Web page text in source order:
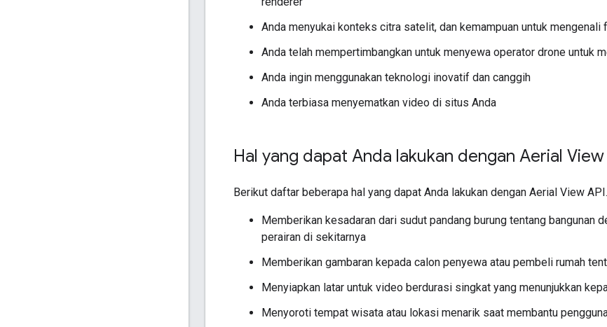
Anda menyukai konteks citra satelit, dan kemampuan untuk
Anda telah mempertimbangkan untuk menyewa operator drone untuk
Anda ingin menggunakan teknologi inovatif dan canggih
Anda terbiasa menyematkan video di situs Anda
Hal yang dapat Anda lakukan dengan Aerial View
Berikut daftar beberapa hal yang dapat Anda lakukan dengan Aerial View API.
Memberikan kesadaran dari sudut pandang burung tentang bangunan
perairan di sekitarnya
Memberikan gambaran kepada calon penyewa atau pembeli rumah
Menyiapkan latar untuk video berdurasi singkat yang menunjukkan
Menyoroti tempat wisata atau lokasi menarik saat membantu